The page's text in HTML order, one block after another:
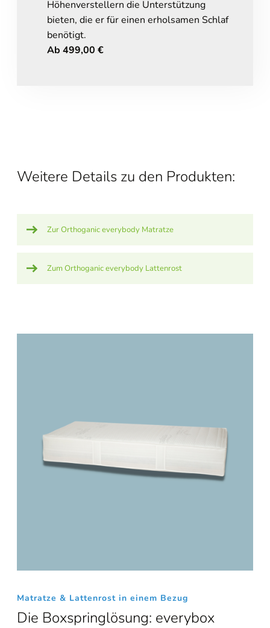
Höhenverstellern die Unterstützung
bieten, die er für einen erholsamen Schlaf
benötigt.
Ab 499,00 €
Weitere Details zu den Produkten:
Zur Orthoganic everybody Matratze
Zum Orthoganic everybody Lattenrost
Matratze & Lattenrost in einem Bezug
Die Boxspringlösung: everybox